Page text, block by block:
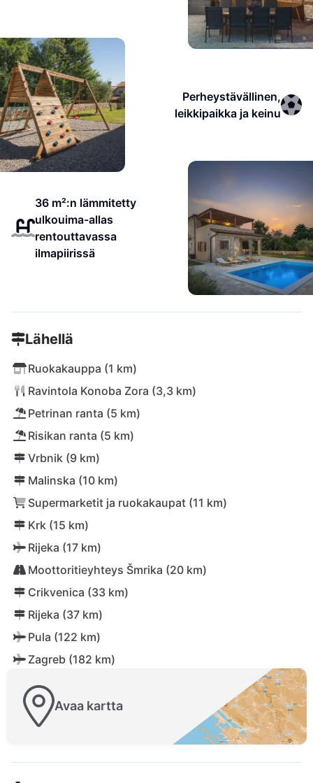
Perheystävällinen,
leikkipaikka ja keinu
36 m²:n lämmitetty
ulkouima-allas
rentouttavassa
ilmapiirissä
Lähellä
Ruokakauppa (1 km)
Ravintola Konoba Zora (3,3 km)
Petrinan ranta (5 km)
Risikan ranta (5 km)
Vrbnik (9 km)
Malinska (10 km)
Supermarketit ja ruokakaupat (11 km)
Krk (15 km)
Rijeka (17 km)
Moottoritieyhteys Šmrika (20 km)
Crikvenica (33 km)
Rijeka (37 km)
Pula (122 km)
Zagreb (182 km)
Avaa kartta